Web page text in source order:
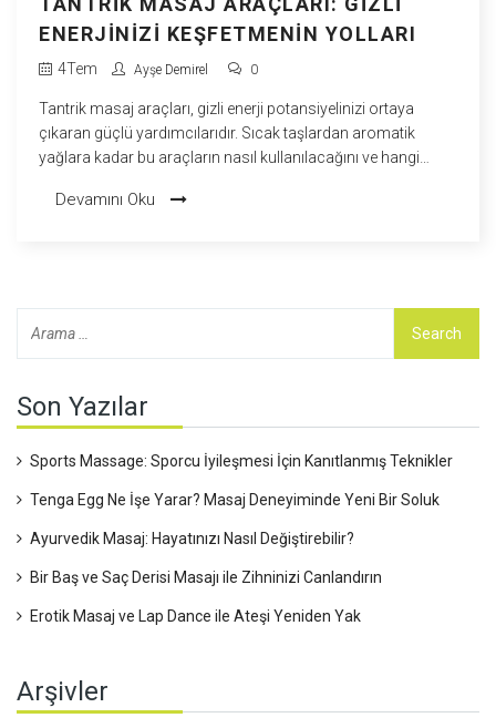
ENERJINIZI KEŞFETMENIN YOLLARI
4Tem Ayşe Demirel 0
Tantrik masaj araçları, gizli enerji potansiyelinizi ortaya
çıkaran güçlü yardımcılarıdır. Sıcak taşlardan aromatik
yağlara kadar bu araçların nasıl kullanılacağını ve hangi
Devamını Oku
Son Yazılar
Sports Massage: Sporcu İyileşmesi İçin Kanıtlanmış Teknikler
Tenga Egg Ne İşe Yarar? Masaj Deneyiminde Yeni Bir Soluk
Ayurvedik Masaj: Hayatınızı Nasıl Değiştirebilir?
Bir Baş ve Saç Derisi Masajı ile Zihninizi Canlandırın
Erotik Masaj ve Lap Dance ile Ateşi Yeniden Yak
Arşivler